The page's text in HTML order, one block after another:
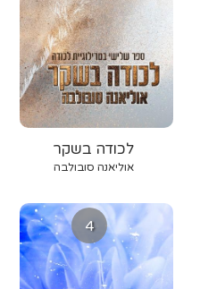
לכודה בשקר
אוליאנה סובולבה
4